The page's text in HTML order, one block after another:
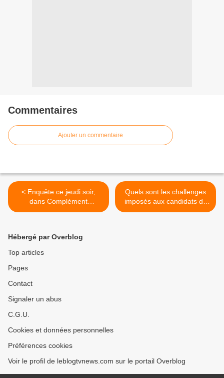
Commentaires
Ajouter un commentaire
< Enquête ce jeudi soir,
dans Complément
d'enquête, sur les réseaux
Quels sont les challenges
imposés aux candidats de
LEGO Masters dès ce jeudi
Hébergé par Overblog
Top articles
Pages
Contact
Signaler un abus
C.G.U.
Cookies et données personnelles
Préférences cookies
Voir le profil de leblogtvnews.com sur le portail Overblog